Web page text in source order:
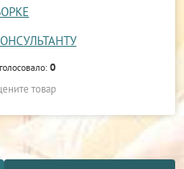
0
товар